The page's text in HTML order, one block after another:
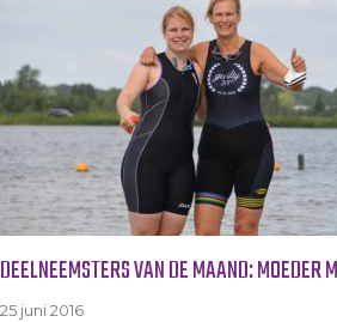
DEELNEEMSTERS VAN DE MAAND: MOEDER
25 juni 2016